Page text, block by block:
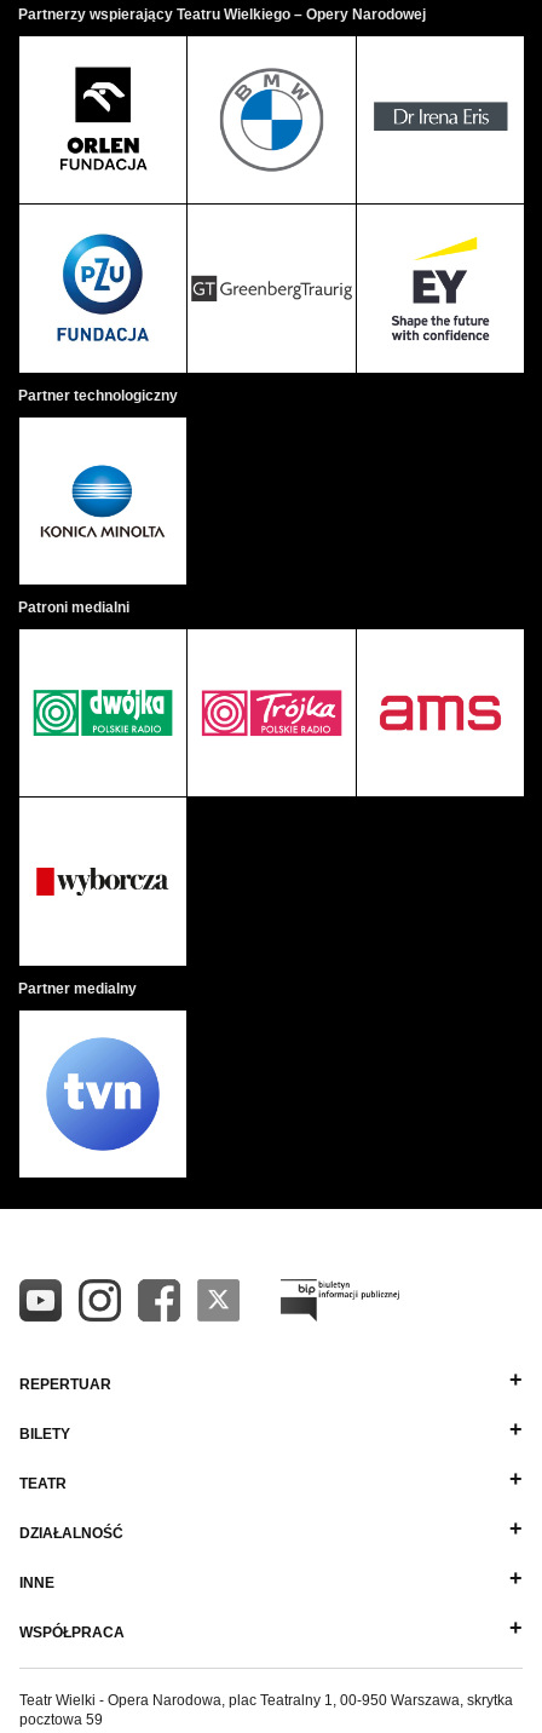
Partnerzy wspierający Teatru Wielkiego – Opery Narodowej
Partner technologiczny
Patroni medialni
Partner medialny
REPERTUAR
BILETY
TEATR
DZIAŁALNOŚĆ
INNE
WSPÓŁPRACA
Teatr Wielki - Opera Narodowa, plac Teatralny 1, 00-950 Warszawa, skrytka
pocztowa 59